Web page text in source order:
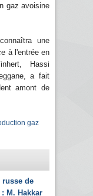
gaz avoisine
une
à l'entrée en
Hassi
a fait
amont de
gaz
russe de
M. Hakkar